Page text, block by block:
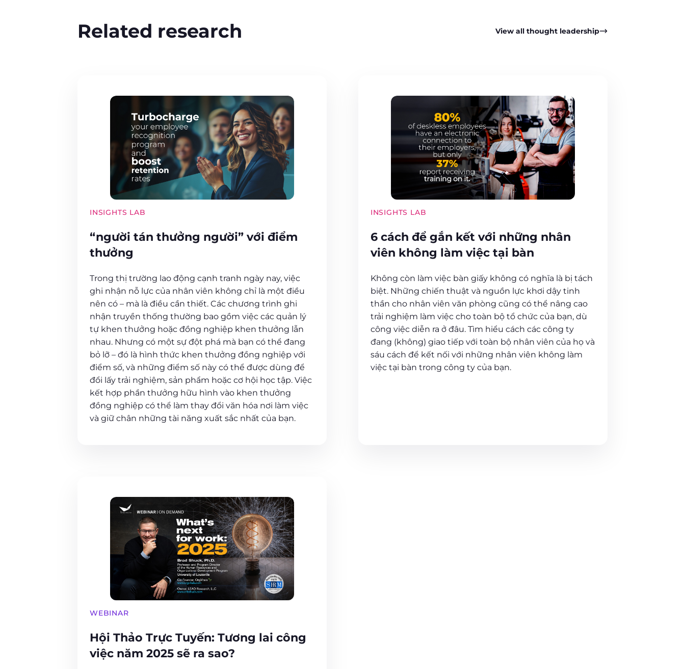
Related research View all thought leadership
INSIGHTS LAB
“người tán thưởng người” với điểm
thưởng
Trong thị trường lao động cạnh tranh ngày nay, việc
ghi nhận nỗ lực của nhân viên không chỉ là một điều
nên có – mà là điều cần thiết. Các chương trình ghi
nhận truyền thống thường bao gồm việc các quản lý
tự khen thưởng hoặc đồng nghiệp khen thưởng lẫn
nhau. Nhưng có một sự đột phá mà bạn có thể đang
bỏ lỡ – đó là hình thức khen thưởng đồng nghiệp với
điểm số, và những điểm số này có thể được dùng để
đổi lấy trải nghiệm, sản phẩm hoặc cơ hội học tập. Việc
kết hợp phần thưởng hữu hình vào khen thưởng
đồng nghiệp có thể làm thay đổi văn hóa nơi làm việc
và giữ chân những tài năng xuất sắc nhất của bạn.
INSIGHTS LAB
6 cách để gắn kết với những nhân
viên không làm việc tại bàn
Không còn làm việc bàn giấy không có nghĩa là bị tách
biệt. Những chiến thuật và nguồn lực khơi dậy tinh
thần cho nhân viên văn phòng cũng có thể nâng cao
trải nghiệm làm việc cho toàn bộ tổ chức của bạn, dù
công việc diễn ra ở đâu. Tìm hiểu cách các công ty
đang (không) giao tiếp với toàn bộ nhân viên của họ và
sáu cách để kết nối với những nhân viên không làm
việc tại bàn trong công ty của bạn.
WEBINAR
Hội Thảo Trực Tuyến: Tương lai công
việc năm 2025 sẽ ra sao?